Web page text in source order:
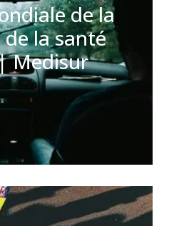
de la
la santé
Medisur